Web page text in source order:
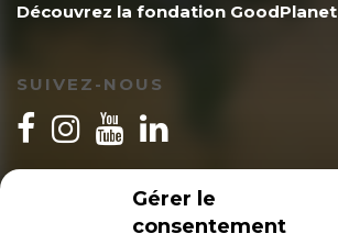
Gérer le
consentement
Découvrez la fondation GoodPlanet
SUIVEZ-NOUS
INSCRIPTION NEWSLETTER